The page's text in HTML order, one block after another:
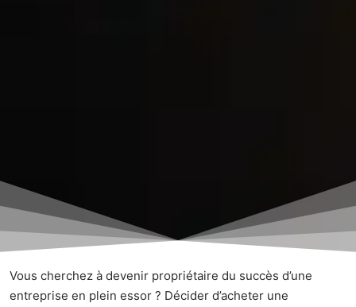
Vous cherchez à devenir propriétaire du succès d’une
entreprise en plein essor ? Décider d’acheter une